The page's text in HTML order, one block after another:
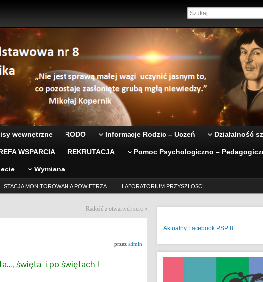
wewnętrzne RODO Informacje Rodzic – Uczeń Działalność
WSPARCIA REKRUTACJA Pomoc Psychologiczno –
Wymiana
STACJA MONITOROWANIA POWIETRZA LABORATORIUM PRZYSZŁOŚCI
Radość z otwartych serc »
przez admin
święta i po świętach !
Aktualny Facebook PSP 8